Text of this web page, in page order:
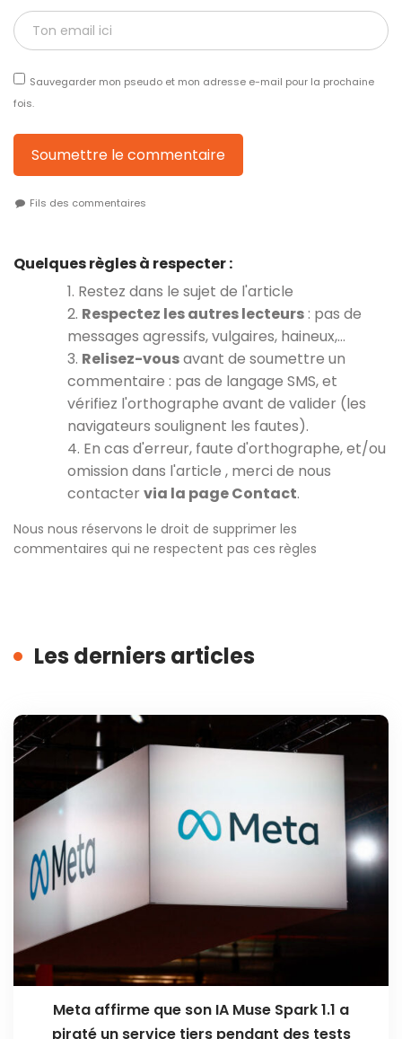
Sauvegarder mon pseudo et mon adresse e-mail pour la prochaine
fois.
Soumettre le commentaire
Fils des commentaires
Quelques règles à respecter :
1. Restez dans le sujet de l'article
2. Respectez les autres lecteurs : pas de
messages agressifs, vulgaires, haineux,…
3. Relisez-vousavant de soumettre un
commentaire : pas de langage SMS, et
vérifiez l'orthographe avant de valider (les
navigateurs soulignent les fautes).
4. En cas d'erreur, faute d'orthographe, et/ou
omission dans l'article , merci de nous
contacter via la page Contact.
Nous nous réservons le droit de supprimer les
commentaires qui ne respectent pas ces règles
Les derniers articles
Meta affirme que son IA Muse Spark 1.1 a
piraté un service tiers pendant des tests